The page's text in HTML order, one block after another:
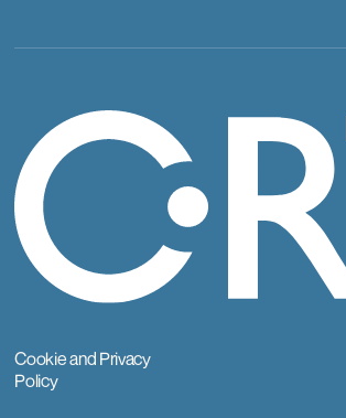
Cookie and Privacy
Policy